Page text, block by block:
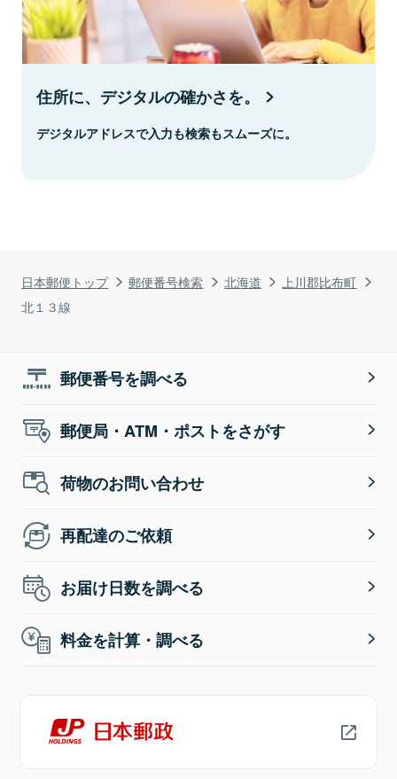
日本郵便トップ 郵便番号検索 北海道
上川郡比布町
北１３線
住所に、デジタルの確かさを。
デジタルアドレスで入力も検索もスムーズに。
郵便番号を調べる
郵便局・ATM・ポストをさがす
荷物のお問い合わせ
再配達のご依頼
お届け日数を調べる
料金を計算・調べる